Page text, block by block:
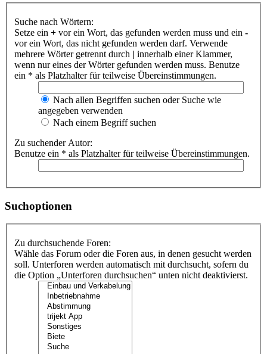
Suche nach Wörtern:
Setze ein + vor ein Wort, das gefunden werden muss und ein -
vor ein Wort, das nicht gefunden werden darf. Verwende
mehrere Wörter getrennt durch | innerhalb einer Klammer,
wenn nur eines der Wörter gefunden werden muss. Benutze
ein * als Platzhalter für teilweise Übereinstimmungen.
Nach allen Begriffen suchen oder Suche wie
angegeben verwenden
Nach einem Begriff suchen
Zu suchender Autor:
Benutze ein * als Platzhalter für teilweise Übereinstimmungen.
Suchoptionen
Zu durchsuchende Foren:
Wähle das Forum oder die Foren aus, in denen gesucht werden
soll. Unterforen werden automatisch mit durchsucht, sofern du
die Option „Unterforen durchsuchen“ unten nicht deaktivierst.